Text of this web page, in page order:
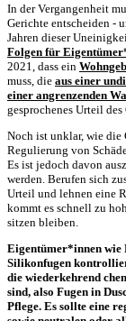
In der Vergangenheit
Gerichte entscheiden -
Jahren dieser
Folgen für
2021, dass ein
muss, die aus einer
einer angrenzenden
gesprochenes Urteil
Noch ist unklar, wie
Regulierung von
Es ist jedoch davon
werden. Berufen sich
Urteil und lehnen eine
kommt es schnell zu
sitzen bleiben.
Eigentümer*innen
Silikonfugen
die wiederkehrend
sind, also Fugen in
Pflege. Es sollte eine